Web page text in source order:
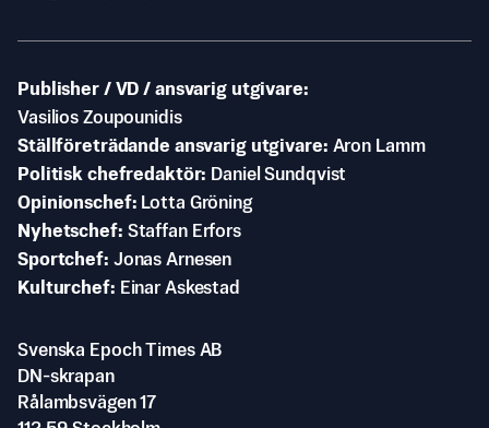
Publisher / VD / ansvarig utgivare
Vasilios Zoupounidis
Ställföreträdande ansvarig utgivare Aron Lamm
Politisk chefredaktör
Daniel Sundqvist
Opinionschef
Lotta Gröning
Nyhetschef Staffan Erfors
Sportchef Jonas Arnesen
Kulturchef
Einar Askestad
Svenska Epoch Times AB
DN-skrapan
Rålambsvägen 17